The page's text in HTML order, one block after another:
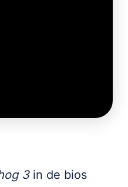
3in de bios